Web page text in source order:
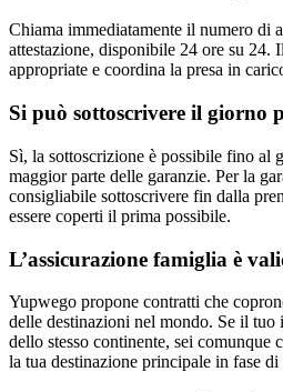
Chiama immediatamente il numero di
attestazione, disponibile 24 ore su 24.
appropriate e coordina la presa in
Si può sottoscrivere il giorno
Sì, la sottoscrizione è possibile fino al
maggior parte delle garanzie. Per la
consigliabile sottoscrivere fin dalla
essere coperti il prima possibile.
L’assicurazione famiglia è
Yupwego propone contratti che
delle destinazioni nel mondo. Se il tuo
dello stesso continente, sei comunque
la tua destinazione principale in fase di